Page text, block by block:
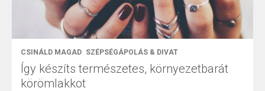
CSINÁLD MAGAD SZÉPSÉGÁPOLÁS & DIVAT
Így készíts természetes, környezetbarát
körömlakkot